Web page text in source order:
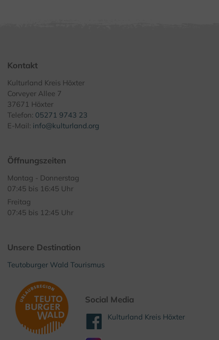
Kontakt
Kulturland Kreis Höxter
Corveyer Allee 7
37671 Höxter
Telefon: 05271 9743 23
E-Mail: info@kulturland.org
Öffnungszeiten
Montag - Donnerstag
07:45 bis 16:45 Uhr
Freitag
07:45 bis 12:45 Uhr
Unsere Destination
Teutoburger Wald Tourismus
Social Media
Kulturland Kreis Höxter